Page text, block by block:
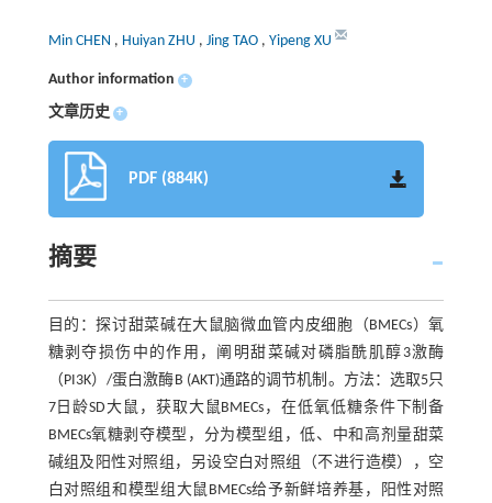
Min CHEN , Huiyan ZHU , Jing TAO , Yipeng XU
Author information +
文章历史 +
PDF (884K)
摘要
目的：探讨甜菜碱在大鼠脑微血管内皮细胞（BMECs）氧
糖剥夺损伤中的作用，阐明甜菜碱对磷脂酰肌醇3激酶
（PI3K）/蛋白激酶B (AKT)通路的调节机制。方法：选取5只
7日龄SD大鼠，获取大鼠BMECs，在低氧低糖条件下制备
BMECs氧糖剥夺模型，分为模型组，低、中和高剂量甜菜
碱组及阳性对照组，另设空白对照组（不进行造模），空
白对照组和模型组大鼠BMECs给予新鲜培养基，阳性对照